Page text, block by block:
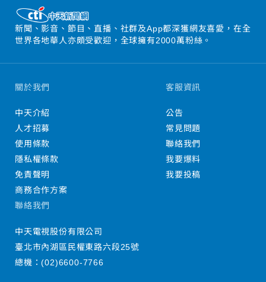
新聞、影音、節目、直播、社群及App都深獲網友喜愛，在全
世界各地華人亦頗受歡迎，全球擁有2000萬粉絲。
關於我們
中天介紹
人才招募
使用條款
隱私權條款
免責聲明
商務合作方案
客服資訊
公告
常見問題
聯絡我們
我要爆料
我要投稿
聯絡我們
中天電視股份有限公司
臺北市內湖區民權東路六段25號
總機：(02)6600-7766